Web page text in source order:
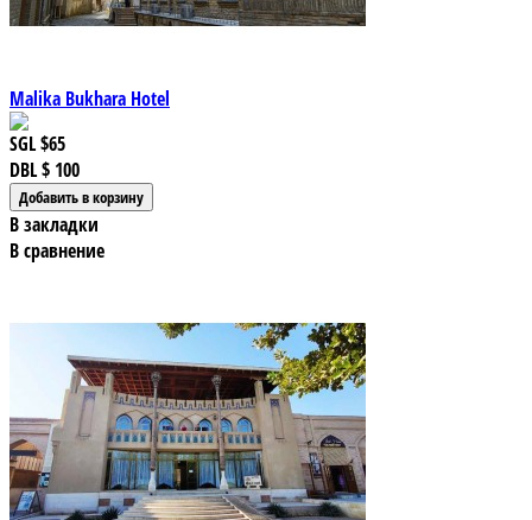
Malika Bukhara Hotel
SGL$65
DBL$ 100
В закладки
В сравнение